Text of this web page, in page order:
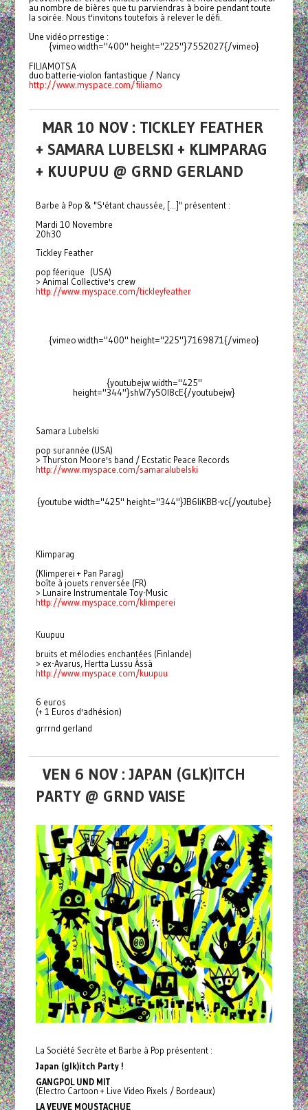
au nombre de bières que tu parviendras à boire pendant toute
la soirée. Nous t'invitons toutefois à relever le défi.
Une vidéo prrestige :
{vimeo width="400" height="225"}7552027{/vimeo}
FILIAMOTSA
duo batterie-violon fantastique / Nancy
http://www.myspace.com/filiamo
MAR 10 NOV : TICKLEY FEATHER
+ SAMARA LUBELSKI + KLIMPARAG
+ KUUPUU @ GRND GERLAND
Barbe à Pop & "S'étant chaussée, [...]" présentent :
Mardi 10 Novembre
20h30
Tickley Feather
pop féerique (USA)
> Animal Collective's crew
http://www.myspace.com/tickleyfeather
{vimeo width="400" height="225"}7169871{/vimeo}
{youtubejw width="425"
height="344"}shW7ySOl8cE{/youtubejw}
Samara Lubelski
pop surannée (USA)
> Thurston Moore's band / Ecstatic Peace Records
http://www.myspace.com/samaralubelski
{youtube width="425" height="344"}JB6liKBB-vc{/youtube}
Klimparag
(Klimperei + Pan Parag)
boîte à jouets renversée (FR)
> Lunaire Instrumentale Toy-Music
http://www.myspace.com/klimperei
Kuupuu
bruits et mélodies enchantées (Finlande)
> ex-Avarus, Hertta Lussu Ässä
http://www.myspace.com/kuupuu
6 euros
(+ 1 Euros d'adhésion)
grrrnd gerland
VEN 6 NOV : JAPAN (GLK)ITCH
PARTY @ GRND VAISE
La Société Secrète et Barbe à Pop présentent :
Japan (glk)itch Party !
GANGPOL UND MIT
(Electro Cartoon + Live Video Pixels / Bordeaux)
LA VEUVE MOUSTACHUE